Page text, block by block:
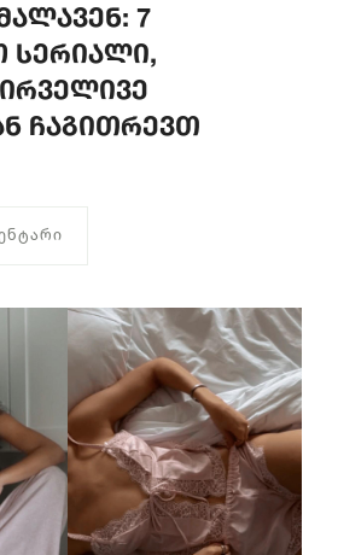
7
სერიალი,
ჩაგითრევთ